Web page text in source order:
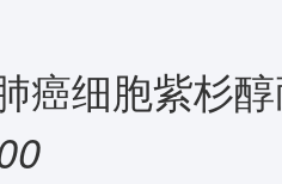
癌细胞紫杉